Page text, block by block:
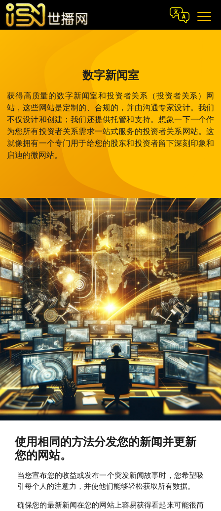
数字新闻室
获得高质量的数字新闻室和投资者关系（投资者关系）网
站，这些网站是定制的、合规的，并由沟通专家设计。我们
不仅设计和创建；我们还提供托管和支持。想象一下一个作
为您所有投资者关系需求一站式服务的投资者关系网站。这
就像拥有一个专门用于给您的股东和投资者留下深刻印象和
启迪的微网站。
使用相同的方法分发您的新闻并更新
您的网站。
当您宣布您的收益或发布一个突发新闻故事时，您希望吸
引每个人的注意力，并使他们能够轻松获取所有数据。
确保您的最新新闻在您的网站上容易获得看起来可能很简